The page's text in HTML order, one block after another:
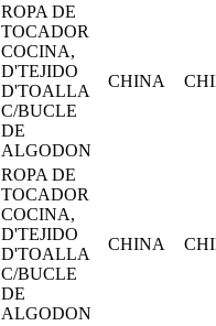
ROPA DE
TOCADOR
COCINA,
D'TEJIDO
D'TOALLA
C/BUCLE
DE
ALGODON
CHINA
ROPA DE
TOCADOR
COCINA,
D'TEJIDO
D'TOALLA
C/BUCLE
DE
ALGODON
CHINA